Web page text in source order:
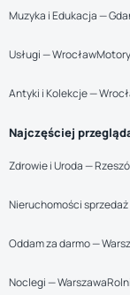
Muzyka i Edukacja —
Usługi — Wrocław
Antyki i Kolekcje —
Najczęściej
Zdrowie i Uroda —
Nieruchomości
Oddam za darmo —
Noclegi — Warszawa